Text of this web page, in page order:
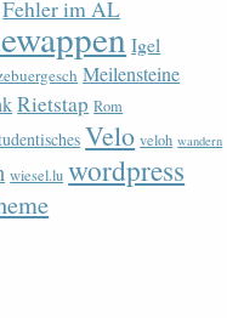
Fehler im AL
Igel
Meilensteine
Rietstap Rom
Velo veloh wandern
wiesel.lu wordpress